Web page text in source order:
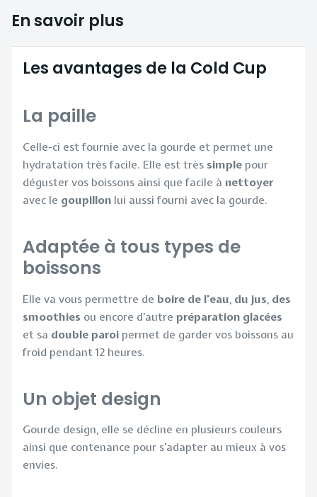
En savoir plus
Les avantages de la Cold Cup
La paille
Celle-ci est fournie avec la gourde et permet une
hydratation très facile. Elle est très simplepour
déguster vos boissons ainsi que facile à nettoyer
avec le goupillon lui aussi fourni avec la gourde.
Adaptée à tous types de
boissons
Elle va vous permettre de boire de l'eau, du jus, des
smoothies ou encore d'autre préparation glacées
et sa doubleparoipermet de garder vos boissons au
froid pendant 12 heures.
Un objet design
Gourde design, elle se décline en plusieurs couleurs
ainsi que contenance pour s'adapter au mieux à vos
envies.